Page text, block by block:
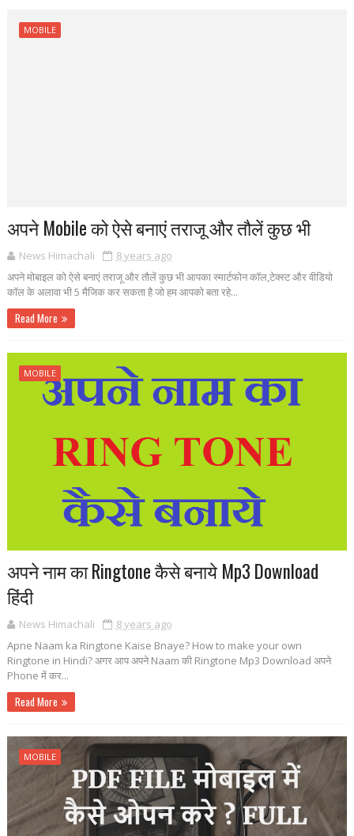
MOBILE
अपने Mobile को ऐसे बनाएं तराजू और तौलें कुछ भी
News Himachali
8 years ago
अपने मोबाइल को ऐसे बनाएं तराजू और तौलें कुछ भी आपका स्मार्टफोन कॉल,टेक्स्ट और वीडियो
कॉल के अलावा भी 5 मैजिक कर सकता है जो हम आपको बता रहे...
Read More
MOBILE
अपने नाम का Ringtone कैसे बनाये Mp3 Download
हिंदी
News Himachali
8 years ago
Apne Naam ka Ringtone Kaise Bnaye? How to make your own
Ringtone in Hindi? अगर आप अपने Naam की Ringtone Mp3 Download अपने
Phone में कर...
Read More
MOBILE